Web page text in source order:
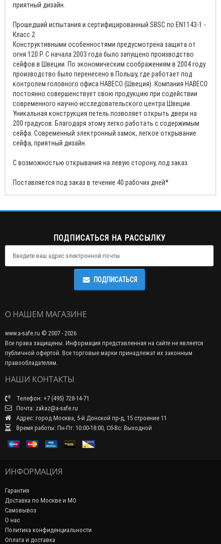
приятный дизайн.
Прошедший испытания и сертифицированный SBSC по EN1143-1 -
Класс 2
Конструктивными особенностями предусмотрена защита от
огня 120 P. С начала 2003 года было запущено производство
сейфов в Швеции. По экономическим соображениям в 2004 году
производство было перенесено в Польшу, где работает под
контролем головного офиса HABECO (Швеция). Компания HABECO
постоянно совершенствует свою продукцию при содействии
современного научно-исследовательского центра Швеции.
Уникальная конструкция петель позволяет открыть двери на
200 градусов. Благодаря этому легко работать с содержимым
сейфа. Современный электронный замок, легкое открывание
сейфа, приятный дизайн.
С возможностью открывания на левую сторону, под заказ.
Поставляется под заказ в течение 40 рабочих дней*
ПОДПИСАТЬСЯ НА РАССЫЛКУ
ПОДПИСАТЬСЯ
О НАШЕМ МАГАЗИНЕ
www.a-safe.ru © 2007 - 2026
Все права защищены. Информация представленная на сайте не является
публичной офертой. Все торговые марки принадлежат их законным
правообладателям.
НАШИ КОНТАКТЫ
Телефон: +7 (495) 728-14-71
Почта: zakaz@a-safe.ru
Адрес: город Москва, 5-й Донской пр-д, 15 строение 11
Время работы: Пн-Пт: 10:00-18:00, Сб-Вс: Выходной
ИНФОРМАЦИЯ
Гарантия
Доставка по Москве и МО
Самовывоз
О нас
Политика конфиденциальности
Оплата и доставка